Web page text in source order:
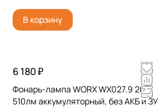
В корзину
6 180 ₽
Фонарь-лампа WORX WX027.9 20V
510лм аккумуляторный, без АКБ и ЗУ